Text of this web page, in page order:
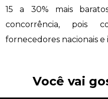
15 a 30% mais
concorrência, pois
fornecedores nacionais e
Você vai